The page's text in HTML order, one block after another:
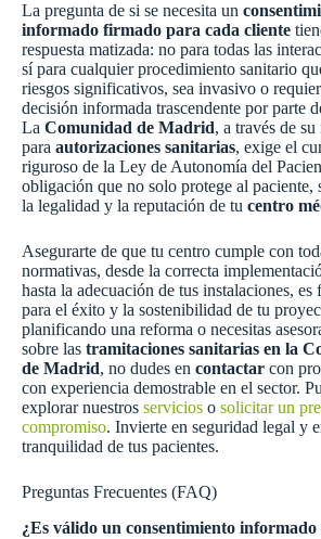
La pregunta de si se necesita un
informado firmado para cada cliente
respuesta matizada: no para todas las
sí para cualquier procedimiento sanitario
riesgos significativos, sea invasivo o
decisión informada trascendente por parte
La Comunidad de Madrid, a través de
para autorizaciones sanitarias, exige el
riguroso de la Ley de Autonomía del
obligación que no solo protege al paciente,
la legalidad y la reputación de tu centro
Asegurarte de que tu centro cumple con
normativas, desde la correcta
hasta la adecuación de tus instalaciones, es
para el éxito y la sostenibilidad de tu
planificando una reforma o necesitas
sobre las tramitaciones sanitarias en la
de Madrid, no dudes en contactar con
con experiencia demostrable en el sector.
explorar nuestros servicios o solicitar un
compromiso. Invierte en seguridad legal y
tranquilidad de tus pacientes.
Preguntas Frecuentes (FAQ)
¿Es válido un consentimiento informado